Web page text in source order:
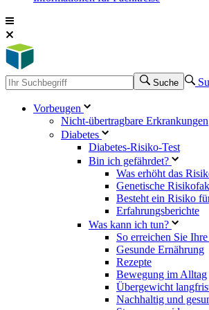
Suche
Vorbeugen
Nicht-übertragbare Erkrankungen
Diabetes
Diabetes-Risiko-Test
Bin ich gefährdet?
Was erhöht das
Genetische
Besteht ein Risiko
Erfahrungsberichte
Was kann ich tun?
So erreichen Sie
Gesunde Ernährung
Rezepte
Bewegung im Alltag
Übergewicht
Nachhaltig und